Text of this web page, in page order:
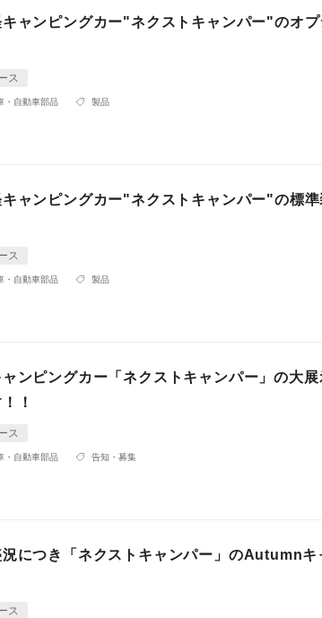
ャンピングカー"ネクストキャンパー"のオ
ス
・自動車部品 製品
ャンピングカー"ネクストキャンパー"の標
ス
・自動車部品 製品
ンピングカー「ネクストキャンパー」の大
！
ス
・自動車部品 告知・募集
につき「ネクストキャンパー」のAutumnキ
ス